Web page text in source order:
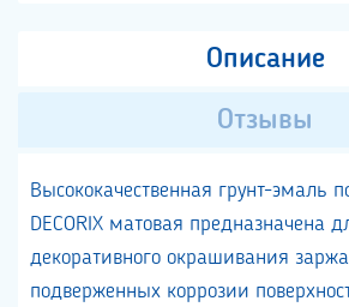
Описание
Отзывы
Высококачественная грунт-эмаль
DECORIX матовая предназначена
декоративного окрашивания
подверженных коррозии